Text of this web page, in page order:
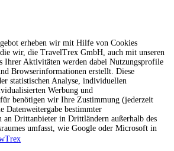
erheben wir mit Hilfe von Cookies
wir, die TravelTrex GmbH, auch mit unseren
Ihrer Aktivitäten werden dabei Nutzungsprofile
Browserinformationen erstellt. Diese
statistischen Analyse, individuellen
Werbung und
benötigen wir Ihre Zustimmung (jederzeit
Datenweitergabe bestimmter
an Drittanbieter in Drittländern außerhalb des
umfasst, wie Google oder Microsoft in